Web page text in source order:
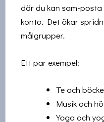
där du kan sam-
konto. Det ökar
målgrupper.
Ett par exempel:
Te och
Musik och
Yoga och